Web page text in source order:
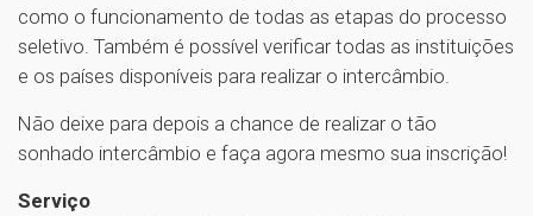
como o funcionamento de todas as etapas do processo
seletivo. Também é possível verificar todas as instituições
e os países disponíveis para realizar o intercâmbio.
Não deixe para depois a chance de realizar o tão
sonhado intercâmbio e faça agora mesmo sua inscrição!
Serviço